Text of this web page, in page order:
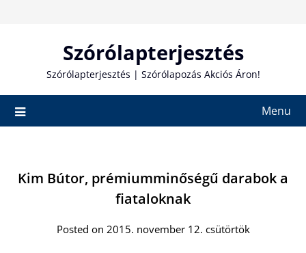
Szórólapterjesztés
Szórólapterjesztés | Szórólapozás Akciós Áron!
Menu
Kim Bútor, prémiumminőségű darabok a
fiataloknak
Posted on 2015. november 12. csütörtök